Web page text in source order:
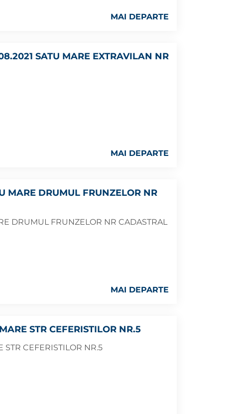
MAI DEPARTE
SATU MARE EXTRAVILAN NR
MAI DEPARTE
MARE DRUMUL FRUNZELOR NR
DRUMUL FRUNZELOR NR CADASTRAL
MAI DEPARTE
STR CEFERISTILOR NR.5
STR CEFERISTILOR NR.5